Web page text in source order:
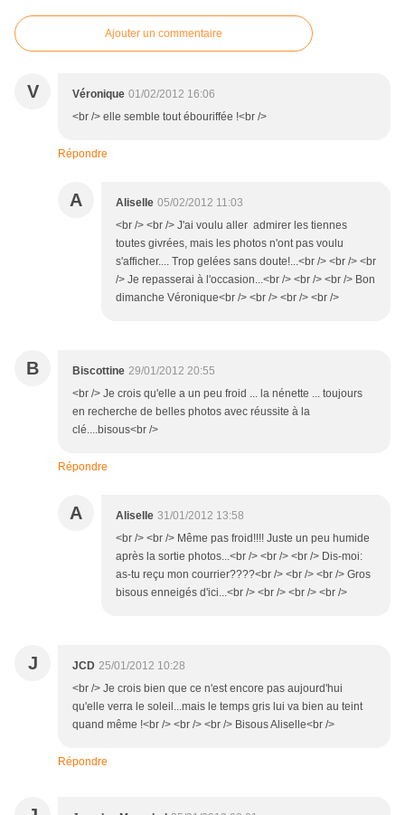
Ajouter un commentaire
V Véronique 01/02/2012 16:06
<br /> elle semble tout ébouriffée !<br />
Répondre
A Aliselle 05/02/2012 11:03
<br /> <br /> J'ai voulu aller admirer les tiennes
toutes givrées, mais les photos n'ont pas voulu
s'afficher.... Trop gelées sans doute!...<br /> <br /> <br
/> Je repasserai à l'occasion...<br /> <br /> <br /> Bon
dimanche Véronique<br /> <br /> <br /> <br />
B Biscottine 29/01/2012 20:55
<br /> Je crois qu'elle a un peu froid ... la nénette ... toujours
en recherche de belles photos avec réussite à la
clé....bisous<br />
Répondre
A Aliselle 31/01/2012 13:58
<br /> <br /> Même pas froid!!!! Juste un peu humide
après la sortie photos...<br /> <br /> <br /> Dis-moi:
as-tu reçu mon courrier????<br /> <br /> <br /> Gros
bisous enneigés d'ici...<br /> <br /> <br /> <br />
J JCD 25/01/2012 10:28
<br /> Je crois bien que ce n'est encore pas aujourd'hui
qu'elle verra le soleil...mais le temps gris lui va bien au teint
quand même !<br /> <br /> <br /> Bisous Aliselle<br />
Répondre